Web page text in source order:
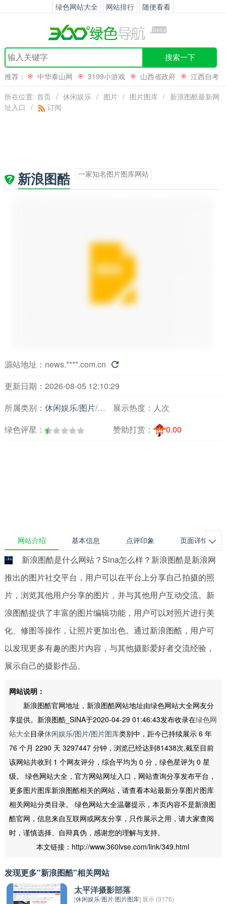
绿色网站大全 网站排行 随便看看
搜索一下
推荐： 中华泰山网 3199小游戏 山西省政府
江西自考
所在位置: 首页 / 休闲娱乐 / 图片 / 图片图库 / 新浪图酷最新网
址入口 / 订阅
新浪图酷 一家知名图片图库网站
源站地址： news.****.com.cn 
更新日期：2026-08-05 12:10:29
所属类别： 休闲娱乐/图片/图片图库展示热度： 人次
绿色评星：
赞助打赏： 0.00
网站介绍 基本信息 点评印象 页面详情 
新浪图酷是什么网站？Sina怎么样？新浪图酷是新浪网
推出的图片社交平台，用户可以在平台上分享自己拍摄的照
片，浏览其他用户分享的图片，并与其他用户互动交流。新
浪图酷提供了丰富的图片编辑功能，用户可以对照片进行美
化、修图等操作，让照片更加出色。通过新浪图酷，用户可
以发现更多有趣的图片内容，与其他摄影爱好者交流经验，
展示自己的摄影作品。
网站说明：
新浪图酷官网地址，新浪图酷网站地址由绿色网站大全网友分
享提供。新浪图酷_SINA于2020-04-29 01:46:43发布收录在绿色网
站大全目录休闲娱乐/图片/图片图库类别中，距今已持续展示 6 年
76 个月 2290 天 3297447 分钟，浏览已经达到81438次,截至目前
该网站共收到 1 个网友评分，综合平均为 0 分，绿色星评为 0 星
级。 绿色网站大全，官方网站网址入口，网站查询分享发布平台，
更多图片图库新浪图酷相关的网站，请查看本站最新分享图片图库
相关网站分类目录。 绿色网站大全温馨提示，本页内容不是新浪图
酷官网，信息来自互联网或网友分享，只作展示之用，请大家查阅
时，谨慎选择、自辩真伪，感谢您的理解与支持。
本文链接：http://www.360lvse.com/link/349.html
发现更多"新浪图酷"相关网站
太平洋摄影部落
[休闲娱乐/图片/图片图库] 展示 (3176)